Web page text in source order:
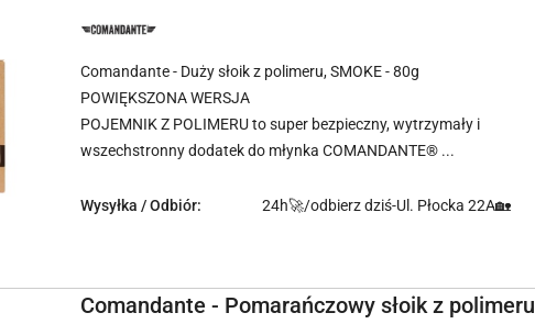
NAZWA
PRODUCENTA:
Comandante - Duży słoik z polimeru, SMOKE - 80g
POWIĘKSZONA WERSJA
POJEMNIK Z POLIMERU to super bezpieczny, wytrzymały i
wszechstronny dodatek do młynka COMANDANTE® ...
Wysyłka / Odbiór: 24h🚀/odbierz dziś-Ul. Płocka 22A🏡
Comandante - Pomarańczowy słoik z polimeru